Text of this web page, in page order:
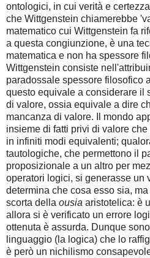
ontologici, in cui verità e
che Wittgenstein chiamerebbe
matematico cui Wittgenstein fa
a questa congiunzione, è una
matematica e non ha spessore
Wittgenstein consiste
paradossale spessore filosofico
questo equivale a considerare il
di valore, ossia equivale a dire
mancanza di valore. Il mondo
insieme di fatti privi di valore
in infiniti modi equivalenti;
tautologiche, che permettono il
proposizionale a un altro per
operatori logici, si generasse un
determina che cosa esso sia,
scorta della ousia aristotelica: è
allora si è verificato un errore
ottenuta è assurda. Dunque
linguaggio (la logica) che lo
è però un nichilismo